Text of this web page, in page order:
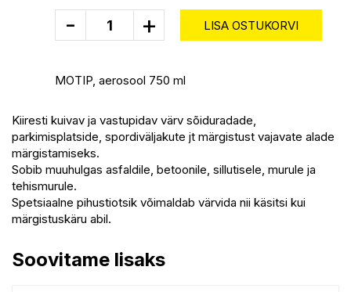
- + LISA OSTUKORVI
MOTIP, aerosool 750 ml
Kiiresti kuivav ja vastupidav värv sõiduradade,
parkimisplatside, spordiväljakute jt märgistust vajavate alade
märgistamiseks.
Sobib muuhulgas asfaldile, betoonile, sillutisele, murule ja
tehismurule.
Spetsiaalne pihustiotsik võimaldab värvida nii käsitsi kui
märgistuskäru abil.
Soovitame lisaks